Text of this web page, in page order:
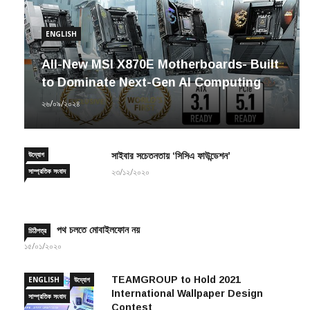
ENGLISH
All-New MSI X870E Motherboards- Built
to Dominate Next-Gen AI Computing
২৬/০৯/২০২৪
উদ্যোগ
সাম্প্রতিক সংবাদ
সাইবার সচেতনতায় ‘সিসিএ ফাউন্ডেশন’
২৩/১২/২০২০
চিঠিপত্র পথ চলতে মোবাইলফোন নয়
১৫/০১/২০২০
ENGLISH
উদ্যোগ
সাম্প্রতিক সংবাদ
TEAMGROUP to Hold 2021
International Wallpaper Design
Contest